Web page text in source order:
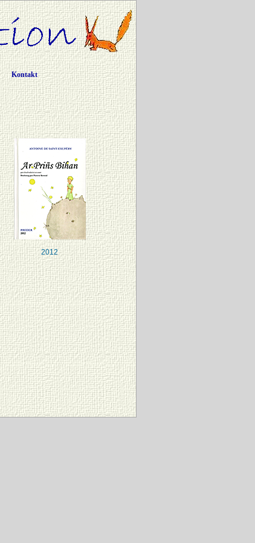
Kontakt
2012